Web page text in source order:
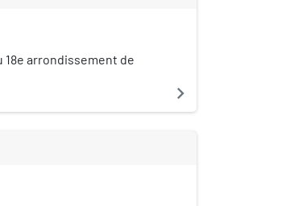
18e arrondissement de
navigate_next